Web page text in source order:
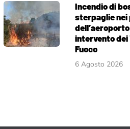
Incendio di
sterpaglie nei
intervento dei
Fuoco
6 Agosto 2026